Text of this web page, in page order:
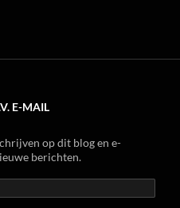
E-MAIL
op dit blog en e-
berichten.